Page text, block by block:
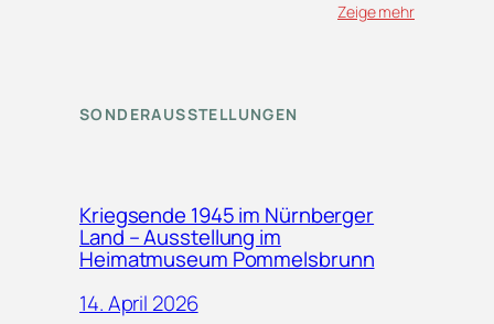
Zeige mehr
SONDERAUSSTELLUNGEN
Kriegsende 1945 im Nürnberger
Land – Ausstellung im
Heimatmuseum Pommelsbrunn
14. April 2026